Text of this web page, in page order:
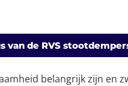
van de RVS
belangrijk zijn en